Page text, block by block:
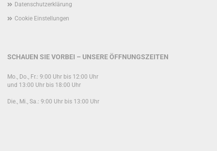
Datenschutzerklärung
Cookie Einstellungen
SCHAUEN SIE VORBEI – UNSERE ÖFFNUNGSZEITEN
Mo., Do., Fr.: 9:00 Uhr bis 12:00 Uhr
und 13:00 Uhr bis 18:00 Uhr
Die., Mi., Sa.: 9:00 Uhr bis 13:00 Uhr